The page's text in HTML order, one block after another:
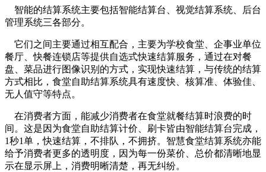
智能的结算系统主要包括智能结算台、视觉结算系统、后台
管理系统三各部分。
它们之间主要通过相互配合，主要为学校食堂、企事业单位
餐厅、快餐连锁店等提供自选式快速结算服务，通过在对餐
盘、菜品进行图像识别的方式，实现快速结算，与传统的结算
方式相比，食堂自助结算系统具有速度快、核算准、体验佳、
无人值守等特点。
在消费者方面，能减少消费者在食堂就餐结算时浪费的时
间。这是因为食堂自助结算计价、刷卡皆由智能结算台完成，
1秒1单，快速结算，不排队，不拥挤。智慧食堂结算系统亦能
给予消费者更多的透明度，因为每一份菜价、总价都清晰地显
示在显示屏上，消费明晰清楚，再无纠纷。